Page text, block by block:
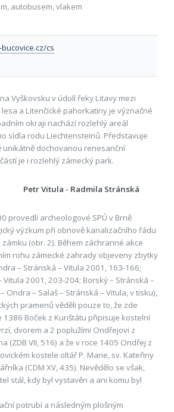
autobusem, vlakem
cs
Vyškovsku v údolí řeky Litavy mezi
a Litenčické pahorkatiny je význačné
okraji nachází rozlehlý areál
sídla rodu Liechtensteinů. Představuje
unikátně dochovanou renesanční
je i rozlehlý zámecký park.
Petr Vitula - Radmila Stránská
provedli archeologové SPÚ v Brně
výzkum při obnově kanalizačního řádu
(obr. 2). Během záchranné akce
rohu zámecké zahrady objeveny zbytky
– Stránská – Vitula 2001, 163-166;
Vitula 2001, 203-204; Borský – Stránská –
Ondra – Salaš – Stránská – Vitula, v tisku),
pramenů věděli pouze to, že zde
1386 Boček z Kunštátu připisuje kostelní
dvorem a 2 poplužími Ondřejovi z
(ZDB VII, 516) a že v roce 1405 Ondřej z
kostele oltář P. Marie, sv. Kateřiny
(CDM XV, 435). Nevědělo se však,
stál, kdy byl vystavěn a ani komu byl
potrubí a následným plošným